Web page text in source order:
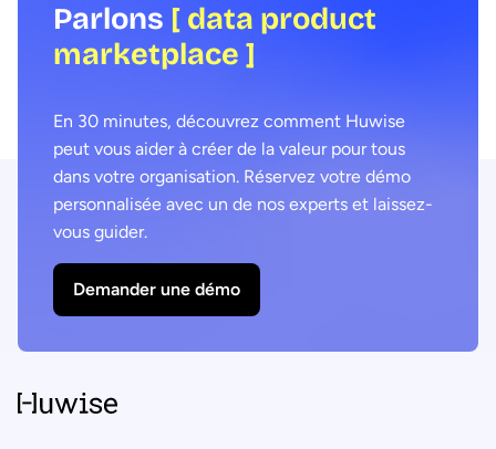
Parlons [ data product
marketplace ]
En 30 minutes, découvrez comment Huwise
peut vous aider à créer de la valeur pour tous
dans votre organisation. Réservez votre démo
personnalisée avec un de nos experts et laissez-
vous guider.
Demander une démo